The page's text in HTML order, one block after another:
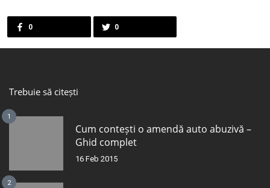
0 0
Trebuie să citești
1
Cum contești o amendă auto abuzivă –
Ghid complet
16 Feb 2015
2